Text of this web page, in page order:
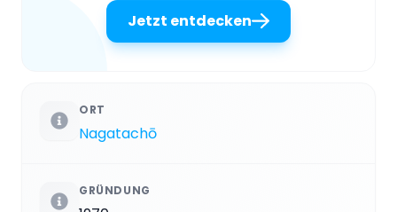
Jetzt entdecken
ORT
Nagatachō
GRÜNDUNG